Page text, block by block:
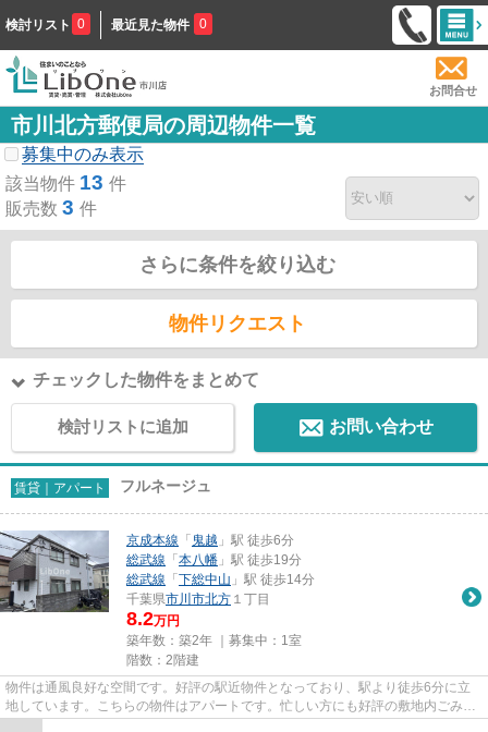
検討リスト 0 最近見た物件 0
お問合せ
市川北方郵便局の周辺物件一覧
募集中のみ表示
該当物件 13 件
販売数 3 件
さらに条件を絞り込む
物件リクエスト
チェックした物件をまとめて
検討リストに追加 お問い合わせ
賃貸｜アパート フルネージュ
京成本線 「 鬼越 」駅 徒歩6分
総武線 「 本八幡 」駅 徒歩19分
総武線 「 下総中山 」駅 徒歩14分
千葉県市川市北方 １丁目
8.2万円
築年数：築2年 ｜募集中： 1室
階数：2階建
物件は通風良好な空間です。好評の駅近物件となっており、駅より徒歩6分に立
地しています。こちらの物件はアパートです。忙しい方にも好評の敷地内ごみ置